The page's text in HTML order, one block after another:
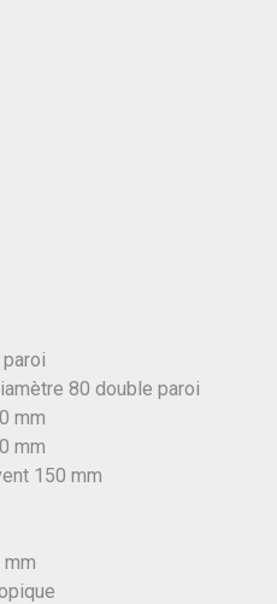
80 double paroi
mm
mm
150 mm